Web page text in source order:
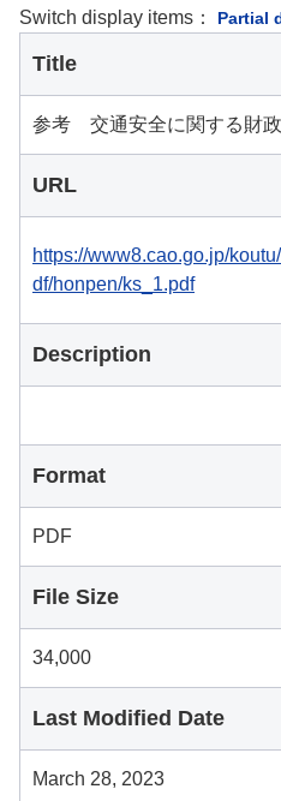
Switch display items： Partial
Title
参考 交通安全に関する財
URL
https://www8.cao.go.jp/
df/honpen/ks_1.pdf
Description
Format
PDF
File Size
34,000
Last Modified Date
March 28, 2023